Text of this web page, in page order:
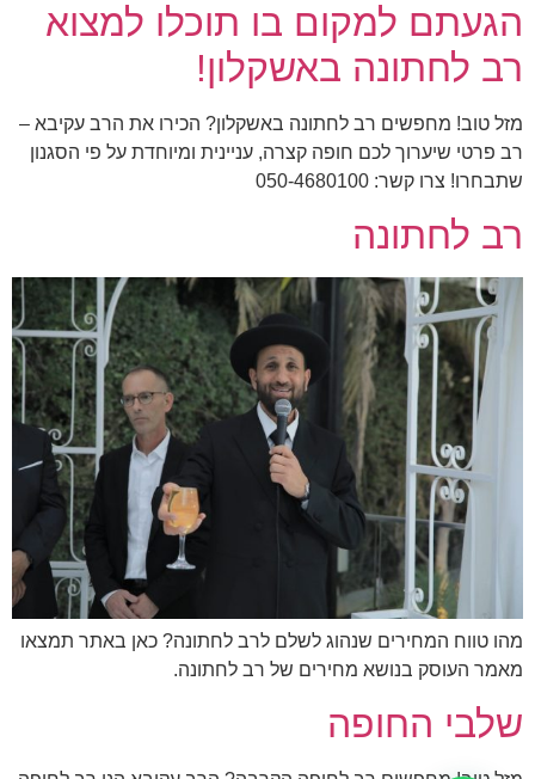
הגעתם למקום בו תוכלו למצוא
רב לחתונה באשקלון!
מזל טוב! מחפשים רב לחתונה באשקלון? הכירו את הרב עקיבא –
רב פרטי שיערוך לכם חופה קצרה, עניינית ומיוחדת על פי הסגנון
שתבחרו! צרו קשר: 050-4680100
רב לחתונה
מהו טווח המחירים שנהוג לשלם לרב לחתונה? כאן באתר תמצאו
מאמר העוסק בנושא מחירים של רב לחתונה.
שלבי החופה